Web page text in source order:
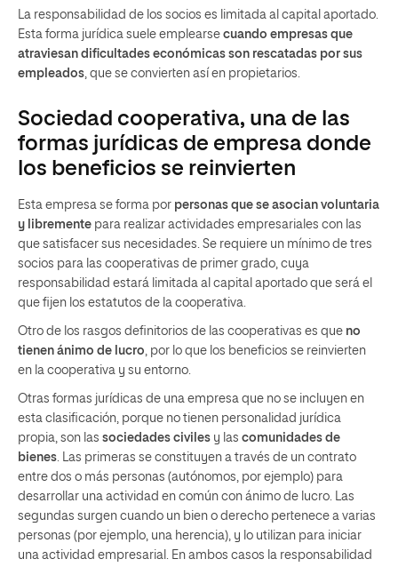
La responsabilidad de los socios es limitada al capital aportado.
Esta forma jurídica suele emplearse cuando empresas que
atraviesan dificultades económicas son rescatadas por sus
empleados , que se convierten así en propietarios.
Sociedad cooperativa, una de las
formas jurídicas de empresa donde
los beneficios se reinvierten
Esta empresa se forma por personas que se asocian voluntaria
y libremente para realizar actividades empresariales con las
que satisfacer sus necesidades. Se requiere un mínimo de tres
socios para las cooperativas de primer grado, cuya
responsabilidad estará limitada al capital aportado que será el
que fijen los estatutos de la cooperativa.
Otro de los rasgos definitorios de las cooperativas es que no
tienen ánimo de lucro , por lo que los beneficios se reinvierten
en la cooperativa y su entorno.
Otras formas jurídicas de una empresa que no se incluyen en
esta clasificación, porque no tienen personalidad jurídica
propia, son las sociedades civiles y las comunidades de
bienes . Las primeras se constituyen a través de un contrato
entre dos o más personas (autónomos, por ejemplo) para
desarrollar una actividad en común con ánimo de lucro. Las
segundas surgen cuando un bien o derecho pertenece a varias
personas (por ejemplo, una herencia), y lo utilizan para iniciar
una actividad empresarial. En ambos casos la responsabilidad